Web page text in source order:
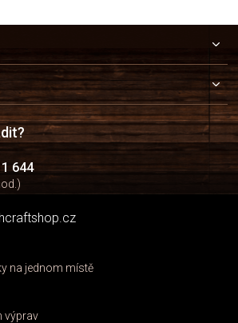
644
na jednom místě
výprav